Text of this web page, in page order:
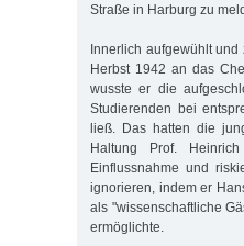
Straße in Harburg zu
Innerlich aufgewühlt und
Herbst 1942 an das
wusste er die
Studierenden bei
ließ. Das hatten die
Haltung Prof.
Einflussnahme und
ignorieren, indem er
als "wissenschaftliche
ermöglichte.